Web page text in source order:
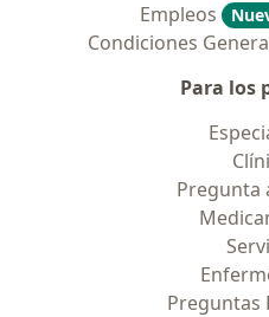
Empleos
Condiciones
Para los
Pregunta
Preguntas